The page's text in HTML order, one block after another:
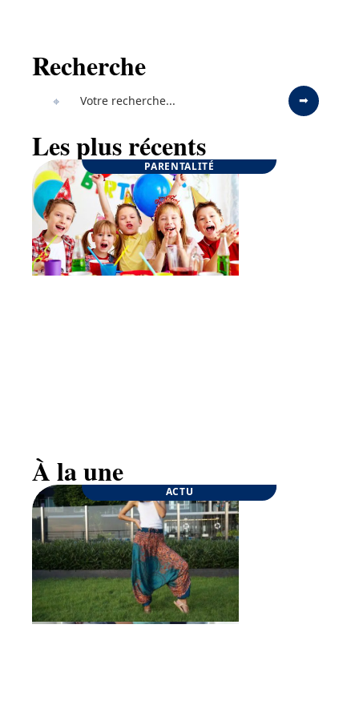
Recherche
Les plus récents
PARENTALITÉ
ENTREPRISE
À la une
ACTU